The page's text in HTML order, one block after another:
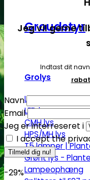
Groudstyr
Grolys
LED pære
LED lamper
CMH lys
HPS/MH lys
T5 lamper |
Grønt lys -
Lampeophæng
Jeg vil gerne
Indtast dit
Navn
Email
Jeg er interreseret i
I accept the
-29%